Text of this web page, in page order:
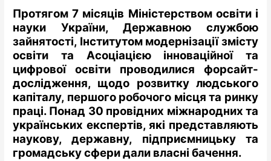
Протягом 7 місяців Міністерством освіти і
науки України, Державною службою
зайнятості, Інститутом модернізації змісту
освіти та Асоціацією інноваційної та
цифрової освіти проводилися форсайт-
дослідження, щодо розвитку людського
капіталу, першого робочого місця та ринку
праці. Понад 30 провідних міжнародних та
українських експертів, які представляють
наукову, державну, підприємницьку та
громадську сфери дали власні бачення.